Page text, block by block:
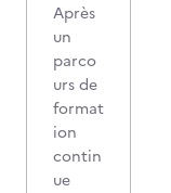
Après
un
parco
urs de
format
ion
contin
ue